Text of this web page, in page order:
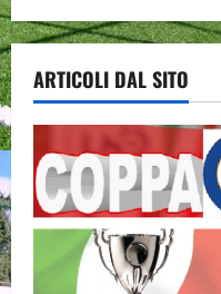
ARTICOLI DAL SITO